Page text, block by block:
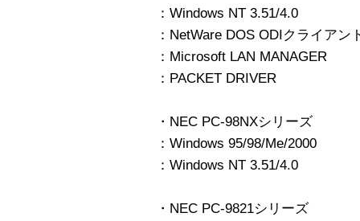
：Windows NT 3.51/4.0
：NetWare DOS ODIクライアン
：Microsoft LAN MANAGER
：PACKET DRIVER
・NEC PC-98NXシリーズ
：Windows 95/98/Me/2000
：Windows NT 3.51/4.0
・NEC PC-9821シリーズ